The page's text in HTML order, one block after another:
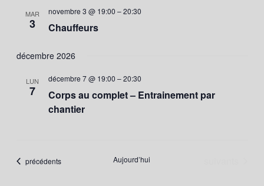
MAR
3
novembre 3 @ 19:00 –20:30
Chauffeurs
décembre 2026
LUN
7
décembre 7 @ 19:00 –20:30
Corps au complet – Entrainement par
chantier
Évènements
précédents Aujourd’hui